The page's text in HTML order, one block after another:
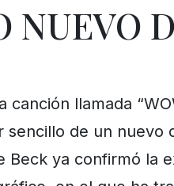
NUEVO
canción llamada
de un nuevo
Beck ya confirmó la